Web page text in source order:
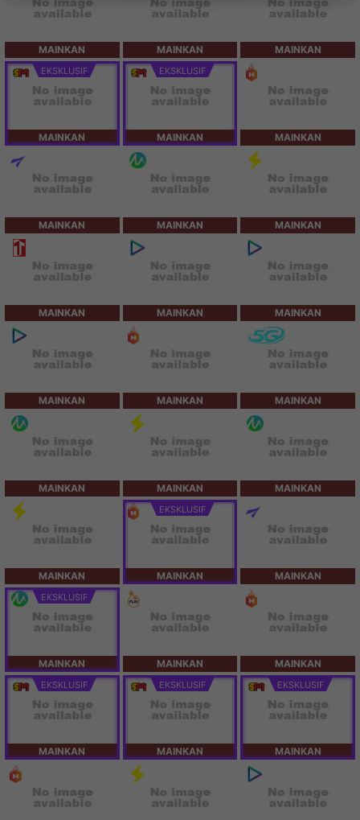
MAINKAN MAINKAN MAINKAN
EKSKLUSIF
MAINKAN
EKSKLUSIF
MAINKAN MAINKAN
MAINKAN MAINKAN MAINKAN
MAINKAN MAINKAN MAINKAN
MAINKAN MAINKAN MAINKAN
MAINKAN MAINKAN MAINKAN
MAINKAN
EKSKLUSIF
MAINKAN MAINKAN
EKSKLUSIF
MAINKAN MAINKAN MAINKAN
EKSKLUSIF
MAINKAN
EKSKLUSIF
MAINKAN
EKSKLUSIF
MAINKAN